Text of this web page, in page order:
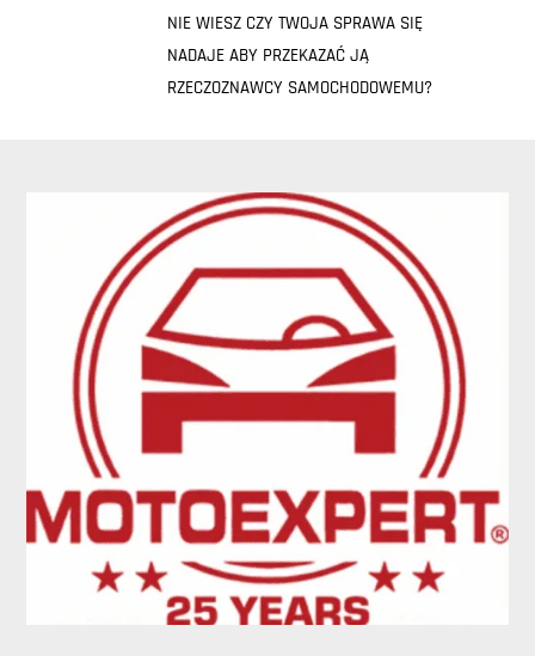
NIE WIESZ CZY TWOJA SPRAWA SIĘ
NADAJE ABY PRZEKAZAĆ JĄ
RZECZOZNAWCY SAMOCHODOWEMU?